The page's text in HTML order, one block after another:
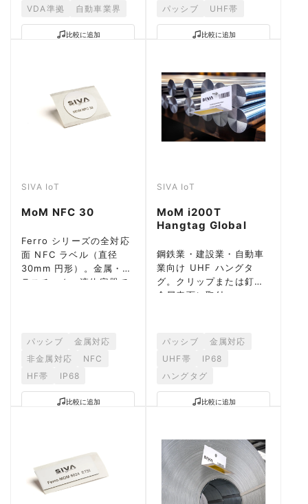
VDA準拠
自動車業界
比較に追加
パッシブ UHF帯
比較に追加
SIVA IoT
MoM NFC 30
Ferro シリーズの全対応
面 NFC ラベル（直径
30mm 円形）。金属・プ
ラスチック・液体容器で
パッシブ
金属対応
非金属対応
NFC
HF帯
IP68
比較に追加
SIVA IoT
MoM i200T
Hangtag Global
鋼鉄業・建設業・自動車
業向け UHF ハングタ
グ。クリップまたは釘で
金属表面に取付。
パッシブ
金属対応
UHF帯
IP68
ハングタグ
比較に追加